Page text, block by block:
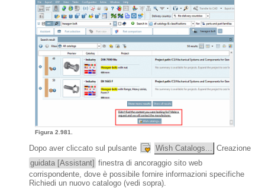
Figura 2.981.
Dopo aver cliccato sul pulsante Wish Catalogs...
Creazione
guidata [Assistant] finestra di ancoraggio sito web
corrispondente, dove è possibile fornire informazioni specifiche
Richiedi un nuovo catalogo (vedi sopra).